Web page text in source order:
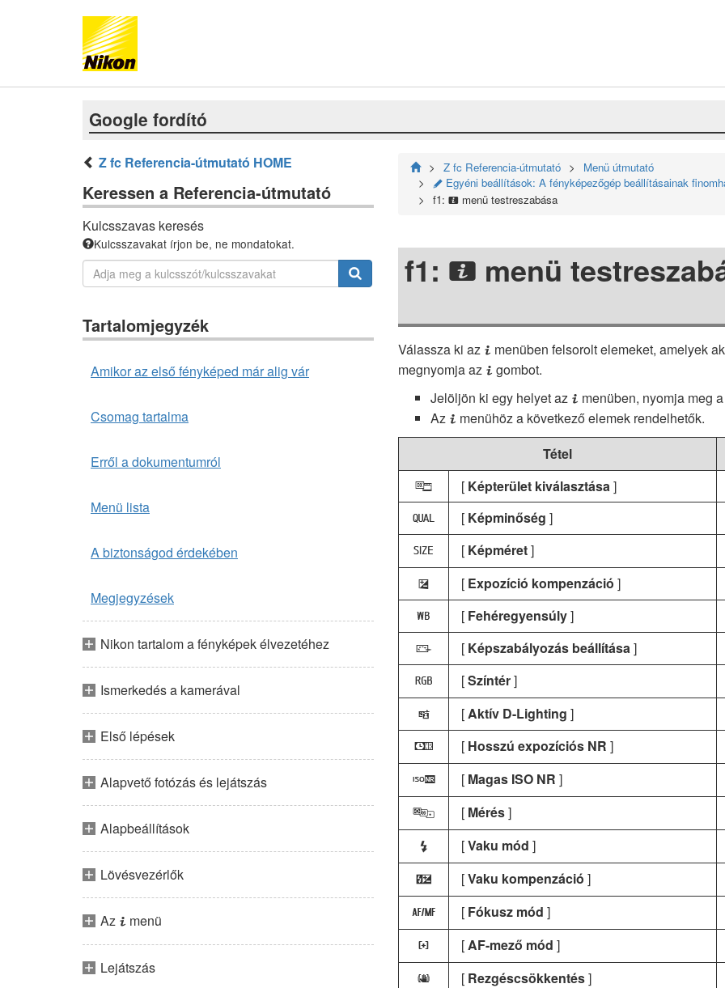
Google fordító
Z fc Referencia-útmutató HOME
Keressen a Referencia-útmutató
Kulcsszavas keresés
Kulcsszavakat írjon be, ne mondatokat.
Tartalomjegyzék
Amikor az első fényképed már alig vár
Csomag tartalma
Erről a dokumentumról
Menü lista
A biztonságod érdekében
Megjegyzések
Nikon tartalom a fényképek élvezetéhez
Ismerkedés a kamerával
Első lépések
Alapvető fotózás és lejátszás
Alapbeállítások
Lövésvezérlők
Az i menü
Lejátszás
Z fc Referencia-útmutató Menü útmutató
A Egyéni beállítások: A fényképezőgép beállításainak
f1: i menü testreszabása
f1: i menü
Válassza ki az i menüben felsorolt elemeket, amelyek
megnyomja az i gombot.
Jelöljön ki egy helyet az i menüben, nyomja meg
Az i menühöz a következő elemek rendelhetők.
Tétel
J [ Képterület kiválasztása]
8 [ Képminőség ]
o [ Képméret]
E [ Expozíció kompenzáció ]
m [ Fehéregyensúly]
h [ Képszabályozás beállítása]
p [Színtér]
y [Aktív D-Lighting ]
q [ Hosszú expozíciós NR ]
r [ Magas ISO NR ]
w [ Mérés]
c [Vaku mód ]
Y [Vaku kompenzáció ]
s [ Fókusz mód ]
t [AF-mező mód ]
u [ Rezgéscsökkentés]